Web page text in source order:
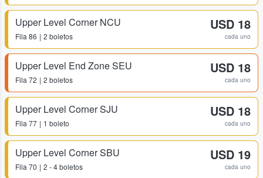
Upper Level Corner NCU
Fila 86 2 boletos
USD 18
cada uno
Upper Level End Zone SEU
Fila 72 2 boletos
USD 18
cada uno
Upper Level Corner SJU
Fila 77 1 boleto
USD 18
cada uno
Upper Level Corner SBU
Fila 70 2 - 4 boletos
USD 19
cada uno